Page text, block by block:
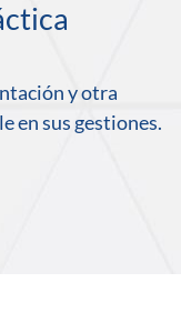
y otra
en sus gestiones.